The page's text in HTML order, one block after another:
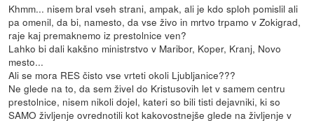
Khmm... nisem bral vseh strani, ampak, ali je kdo sploh pomislil ali
pa omenil, da bi, namesto, da vse živo in mrtvo trpamo v Zokigrad,
raje kaj premaknemo iz prestolnice ven?
Lahko bi dali kakšno ministrstvo v Maribor, Koper, Kranj, Novo
mesto...
Ali se mora RES čisto vse vrteti okoli Ljubljanice???
Ne glede na to, da sem živel do Kristusovih let v samem centru
prestolnice, nisem nikoli dojel, kateri so bili tisti dejavniki, ki so
SAMO življenje ovrednotili kot kakovostnejše glede na življenje v